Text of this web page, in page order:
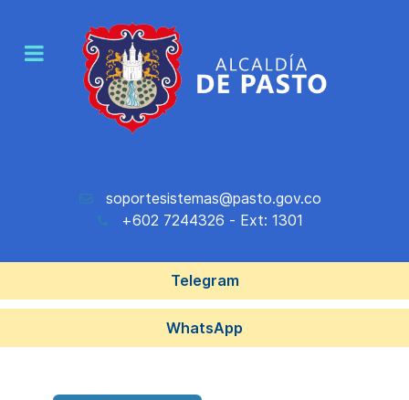
soportesistemas@pasto.gov.co
+602 7244326 - Ext: 1301
Telegram
WhatsApp